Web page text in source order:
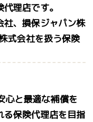
理店です。
、損保ジャパン株
式会社を扱う保険
と最適な補償を
保険代理店を目指